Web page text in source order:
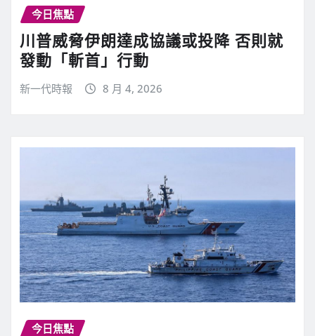
今日焦點
川普威脅伊朗達成協議或投降 否則就
發動「斬首」行動
新一代時報 8 月 4, 2026
今日焦點